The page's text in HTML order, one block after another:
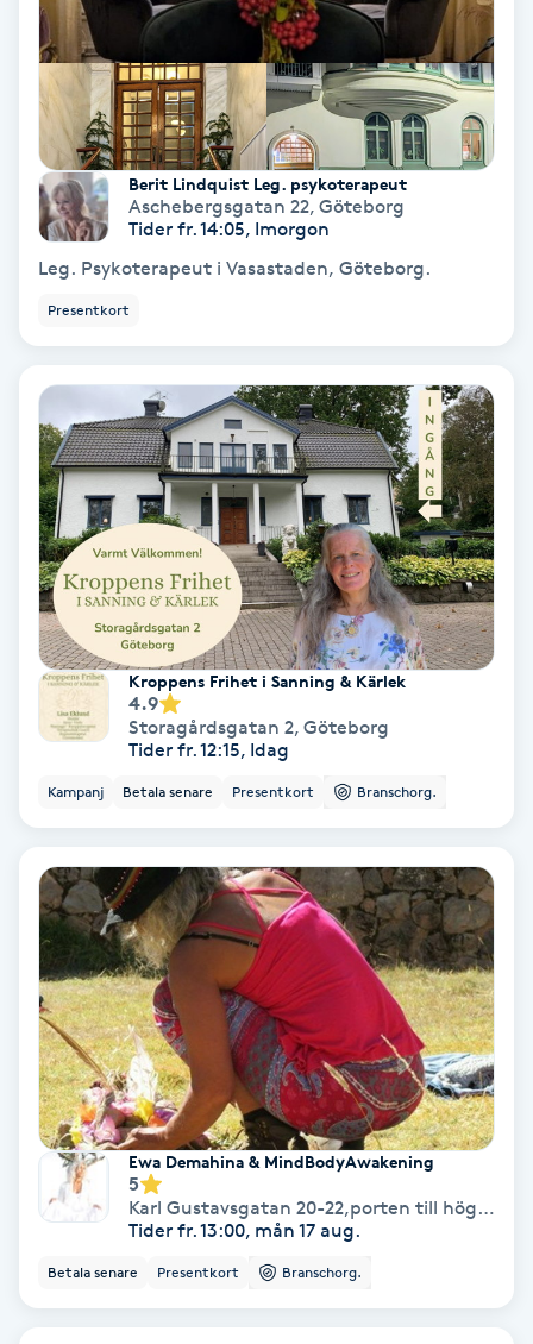
Hypnos
Hårborttagning
Hårbottenbehandling
Hårförlängning
Hälsprickor
Idrottsmassage
IPL
IPL hårborttagning
IR-massage
K18
Katun fransar
Kemisk peeling
Keratinbehandling
Kinesiologi
Kiropraktik
Berit Lindquist Leg. psykoterapeut
Aschebergsgatan 22, Göteborg
Tider fr. 14:05, Imorgon
Leg. Psykoterapeut i Vasastaden, Göteborg.
Presentkort
Kroppens Frihet i Sanning & Kärlek
4.9
Storagårdsgatan 2, Göteborg
Tider fr. 12:15, Idag
Kampanj Betala senare Presentkort Branschorg.
Ewa Demahina & MindBodyAwakening
5
Karl Gustavsgatan 20-22,porten till höger om Sushin, tryck fram Ewa och ring på
Tider fr. 13:00, mån 17 aug.
Betala senare Presentkort Branschorg.